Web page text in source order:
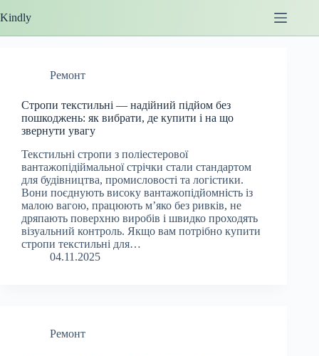
до
Kindly
Ремонт
Стропи текстильні — надійний підйом без
пошкоджень: як вибрати, де купити і на що
звернути увагу
Текстильні стропи з поліестерової
вантажопідіймальної стрічки стали стандартом
для будівництва, промисловості та логістики.
Вони поєднують високу вантажопідйомність із
малою вагою, працюють м’яко без ривків, не
дряпають поверхню виробів і швидко проходять
візуальний контроль. Якщо вам потрібно купити
стропи текстильні для…
04.11.2025
Ремонт